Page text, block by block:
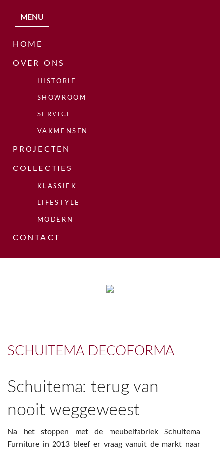
MENU
HOME
OVER ONS
HISTORIE
SHOWROOM
SERVICE
VAKMENSEN
PROJECTEN
COLLECTIES
KLASSIEK
LIFESTYLE
MODERN
CONTACT
HISTORIE
VAKMENSEN
SERVICE
COLLECTIES
MODERN
SCHUITEMA DECOFORMA
SCHUITEMA DECOFORMA
Schuitema: terug van
nooit weggeweest
Na het stoppen met de meubelfabriek Schuitema
Furniture in 2013 bleef er vraag vanuit de markt naar